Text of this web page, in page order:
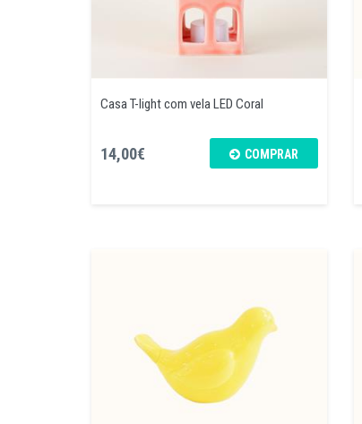
Casa T-light com vela LED Coral
14,00€ COMPRAR